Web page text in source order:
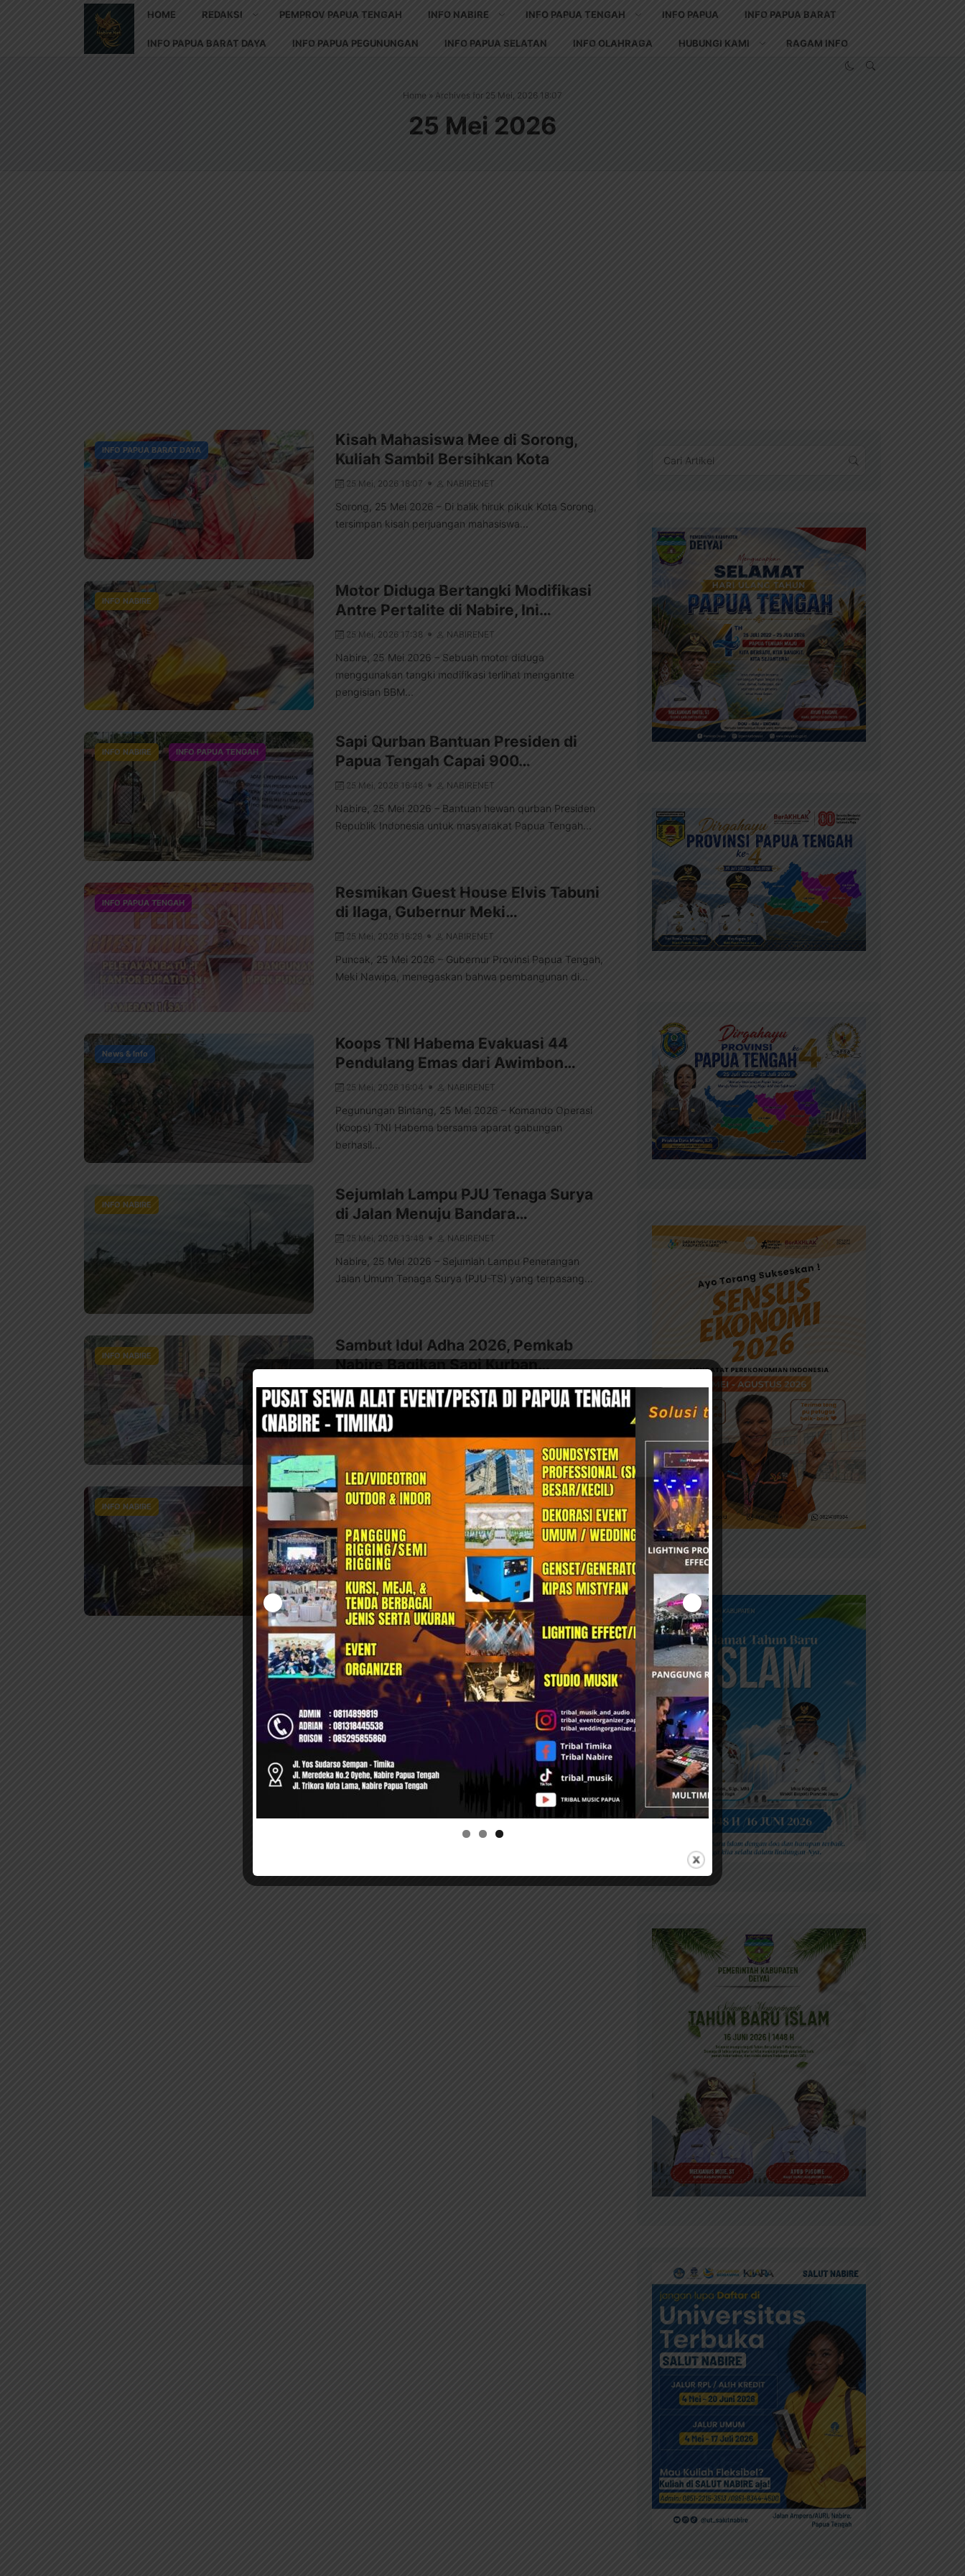
HOME REDAKSI PEMPROV PAPUA TENGAH INFO NABIRE INFO PAPUA TENGAH INFO PAPUA INFO PAPUA BARAT
INFO PAPUA BARAT DAYA INFO PAPUA PEGUNUNGAN INFO PAPUA SELATAN INFO OLAHRAGA HUBUNGI KAMI RAGAM INFO
Home » Archives for 25 Mei, 2026 18:07
25 Mei 2026
INFO PAPUA BARAT DAYA
Kisah Mahasiswa Mee di Sorong,
Kuliah Sambil Bersihkan Kota
25 Mei, 2026 18:07 NABIRENET
Sorong, 25 Mei 2026 – Di balik hiruk pikuk Kota Sorong,
tersimpan kisah perjuangan mahasiswa...
INFO NABIRE
Motor Diduga Bertangki Modifikasi
Antre Pertalite di Nabire, Ini…
25 Mei, 2026 17:38 NABIRENET
Nabire, 25 Mei 2026 – Sebuah motor diduga
menggunakan tangki modifikasi terlihat mengantre
pengisian BBM...
INFO NABIRE INFO PAPUA TENGAH
Sapi Qurban Bantuan Presiden di
Papua Tengah Capai 900…
25 Mei, 2026 16:48 NABIRENET
Nabire, 25 Mei 2026 – Bantuan hewan qurban Presiden
Republik Indonesia untuk masyarakat Papua Tengah...
INFO PAPUA TENGAH
Resmikan Guest House Elvis Tabuni
di Ilaga, Gubernur Meki…
25 Mei, 2026 16:29 NABIRENET
Puncak, 25 Mei 2026 – Gubernur Provinsi Papua Tengah,
Meki Nawipa, menegaskan bahwa pembangunan di...
News & Info
Koops TNI Habema Evakuasi 44
Pendulang Emas dari Awimbon…
25 Mei, 2026 16:04 NABIRENET
Pegunungan Bintang, 25 Mei 2026 – Komando Operasi
(Koops) TNI Habema bersama aparat gabungan
berhasil...
INFO NABIRE
Sejumlah Lampu PJU Tenaga Surya
di Jalan Menuju Bandara…
25 Mei, 2026 13:48 NABIRENET
Nabire, 25 Mei 2026 – Sejumlah Lampu Penerangan
Jalan Umum Tenaga Surya (PJU-TS) yang terpasang...
INFO NABIRE
Sambut Idul Adha 2026, Pemkab
Nabire Bagikan Sapi Kurban…
25 Mei, 2026 13:22 NABIRENET
Nabire, 25 Mei 2026 – Pemerintah Kabupaten Nabire
melalui Badan Amil Zakat Nasional Kabupaten Nabire...
INFO NABIRE
Damkar Papua Tengah Padamkan
Kebakaran Truk di Kalibobo
25 Mei, 2026 13:05 NABIRENET
Nabire, 25 Mei 2026 – Kebakaran satu unit truk terjadi di
kawasan Kuburan Kalibobo pada...